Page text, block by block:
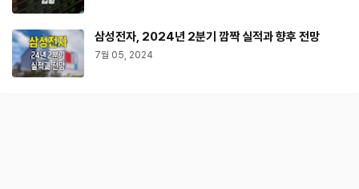
삼성전자, 2024년 2분기 깜짝 실적과 향후 전망
7월 05, 2024